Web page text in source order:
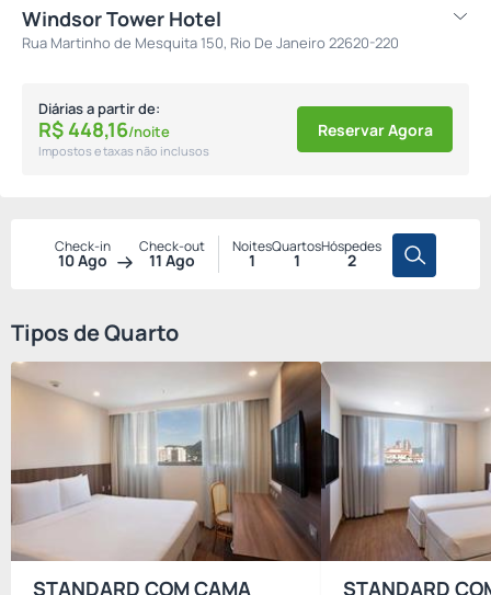
Windsor Tower Hotel
Rua Martinho de Mesquita 150, Rio De Janeiro 22620-220
Diárias a partir de:
R$ 448,16/noite
Impostos e taxas não inclusos
Reservar Agora
Check-in
10 Ago
Check-out
11 Ago
Noites
1
Quartos
1
Hóspedes
2
Tipos de Quarto
STANDARD COM CAMA STANDARD